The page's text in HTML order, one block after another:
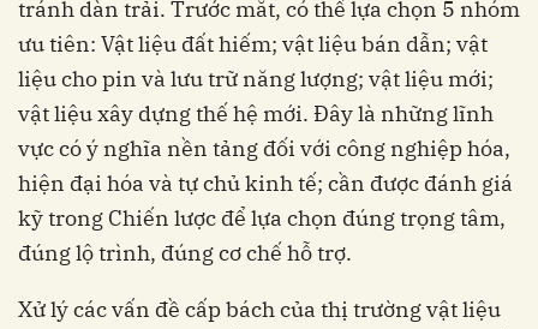
tránh dàn trải. Trước mắt, có thể lựa chọn 5 nhóm
ưu tiên: Vật liệu đất hiếm; vật liệu bán dẫn; vật
liệu cho pin và lưu trữ năng lượng; vật liệu mới;
vật liệu xây dựng thế hệ mới. Đây là những lĩnh
vực có ý nghĩa nền tảng đối với công nghiệp hóa,
hiện đại hóa và tự chủ kinh tế; cần được đánh giá
kỹ trong Chiến lược để lựa chọn đúng trọng tâm,
đúng lộ trình, đúng cơ chế hỗ trợ.
Xử lý các vấn đề cấp bách của thị trường vật liệu